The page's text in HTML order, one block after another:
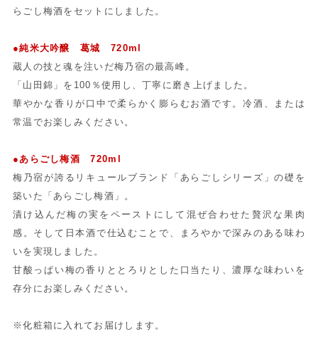
らごし梅酒をセットにしました。
●純米大吟醸 葛城 720ml
蔵人の技と魂を注いだ梅乃宿の最高峰。
「山田錦」を100％使用し、丁寧に磨き上げました。
華やかな香りが口中で柔らかく膨らむお酒です。冷酒、または
常温でお楽しみください。
●あらごし梅酒 720ml
梅乃宿が誇るリキュールブランド「あらごしシリーズ」の礎を
築いた「あらごし梅酒」。
漬け込んだ梅の実をペーストにして混ぜ合わせた贅沢な果肉
感。そして日本酒で仕込むことで、まろやかで深みのある味わ
いを実現しました。
甘酸っぱい梅の香りととろりとした口当たり、濃厚な味わいを
存分にお楽しみください。
※化粧箱に入れてお届けします。